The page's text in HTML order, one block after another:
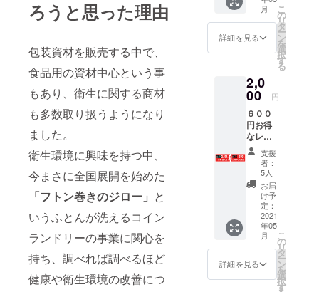
ろうと思った理由
包装資材を販売する中で、
食品用の資材中心という事
もあり、衛生に関する商材
も多数取り扱うようになり
ました。
衛生環境に興味を持つ中、
今まさに全国展開を始めた
「フトン巻きのジロー」 と
いうふとんが洗えるコイン
ランドリーの事業に関心を
持ち、調べれば調べるほど
健康や衛生環境の改善につ
サイ
ズ 幅
550mm
×長さ
370mm
350mm
※デザイ
ン・仕
様は変
更にな
る可能
性もご
ざいま
す。ご
了承く
ださ
い。
月
詳細を見る
こ
の
リ
タ
ー
ン
を
選
択
す
る
2,0
00 円
６００
円お得
なレ
ギュ
ラープ
リペイ
ドカー
ド ２，
０００
円で
２，１
００円
分使え
るプリ
ペイド
カード
支援
者：
5人
お届
け予
定：
2021
年05
月
詳細を見る
こ
の
リ
タ
ー
ン
を
選
択
す